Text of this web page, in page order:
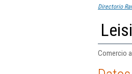
Directorio
Comercio